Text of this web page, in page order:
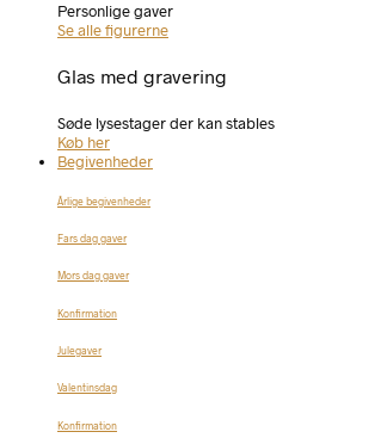
Personlige gaver
Se alle figurerne
Glas med gravering
Søde lysestager der kan stables
Køb her
Begivenheder
Årlige begivenheder
Fars dag gaver
Mors dag gaver
Konfirmation
Julegaver
Valentinsdag
Konfirmation